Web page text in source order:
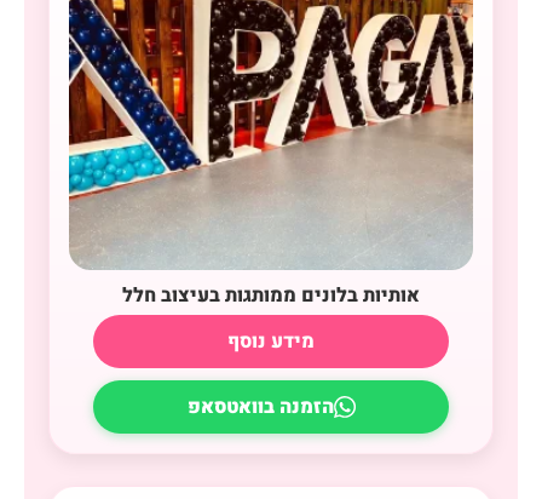
אותיות בלונים ממותגות בעיצוב חלל
מידע נוסף
הזמנה בוואטסאפ